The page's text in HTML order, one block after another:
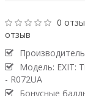
0
отзыв
Модель: EXIT:
- R072UA
Бонусные